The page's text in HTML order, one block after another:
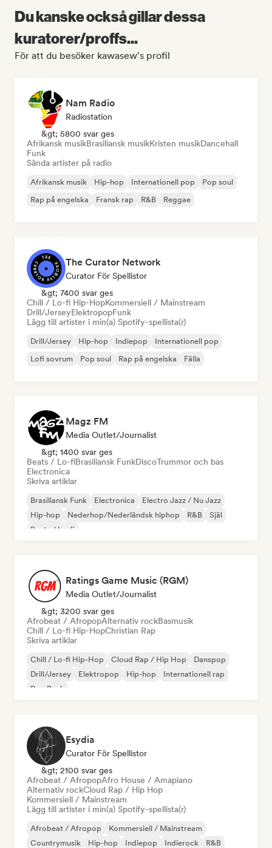
Du kanske också gillar dessa
kuratorer/proffs...
För att du besöker kawasew's profil
Nam Radio
Radiostation
&gt; 5800 svar ges
Afrikansk musikBrasiliansk musikKristen musikDancehall
Funk
Sända artister på radio
Afrikansk musik Hip-hop Internationell pop
Pop soul
Rap på engelska
Fransk rap R&B Reggae
The Curator Network
Curator För Spellistor
&gt; 7400 svar ges
Chill / Lo-fi Hip-HopKommersiell / Mainstream
Drill/JerseyElektropopFunk
Lägg till artister i min(a) Spotify-spellista(r)
Drill/Jersey Hip-hop Indiepop
Internationell pop
Lofi sovrum
Pop soul Rap på engelska Fälla
Magz FM
Media Outlet/Journalist
&gt; 1400 svar ges
Beats / Lo-fiBrasiliansk FunkDiscoTrummor och bas
Electronica
Skriva artiklar
Brasiliansk Funk Electronica
Electro Jazz / Nu Jazz
Hip-hop
Nederhop/Nederländsk hiphop R&B
Själ
Beats / Lo-fi
Ratings Game Music (RGM)
Media Outlet/Journalist
&gt; 3200 svar ges
Afrobeat / AfropopAlternativ rockBasmusik
Chill / Lo-fi Hip-HopChristian Rap
Skriva artiklar
Chill / Lo-fi Hip-Hop Cloud Rap / Hip Hop
Danspop
Drill/Jersey
Elektropop Hip-hop
Internationell rap
Pop Punk
Esydia
Curator För Spellistor
&gt; 2100 svar ges
Afrobeat / AfropopAfro House / Amapiano
Alternativ rockCloud Rap / Hip Hop
Kommersiell / Mainstream
Lägg till artister i min(a) Spotify-spellista(r)
Afrobeat / Afropop
Kommersiell / Mainstream
Countrymusik
Hip-hop Indiepop Indierock
R&B